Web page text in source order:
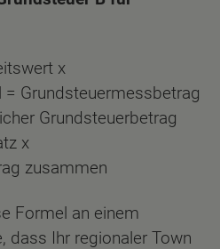
x
Grundsteuermessbetrag
Grundsteuerbetrag
x
zusammen
Formel an einem
dass Ihr regionaler Town